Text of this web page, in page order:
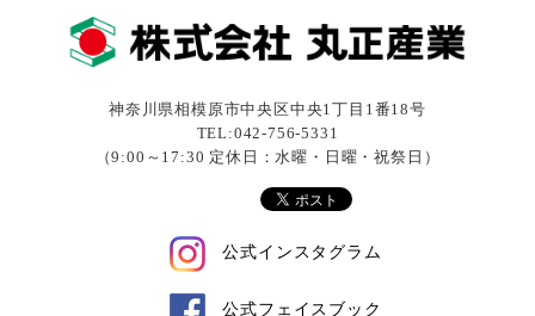
神奈川県相模原市中央区中央1丁目1番18号
TEL:042-756-5331
（9:00～17:30 定休日：水曜・日曜・祝祭日）
公式インスタグラム
公式フェイスブック